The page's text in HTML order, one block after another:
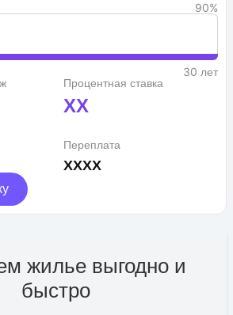
90%
30 лет
Процентная ставка
XX
Переплата
XXXX
жилье выгодно и
быстро